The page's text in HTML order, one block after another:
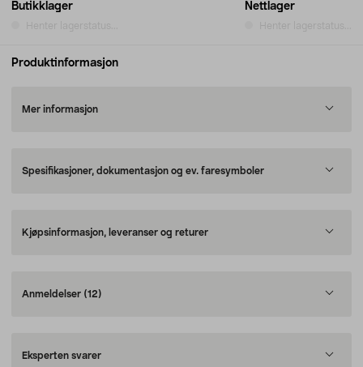
Butikklager
Henter lagerstatus...
Nettlager
Henter lagerstatus...
Produktinformasjon
Mer informasjon
Spesifikasjoner, dokumentasjon og ev. faresymboler
Kjøpsinformasjon, leveranser og returer
Anmeldelser (12)
Eksperten svarer